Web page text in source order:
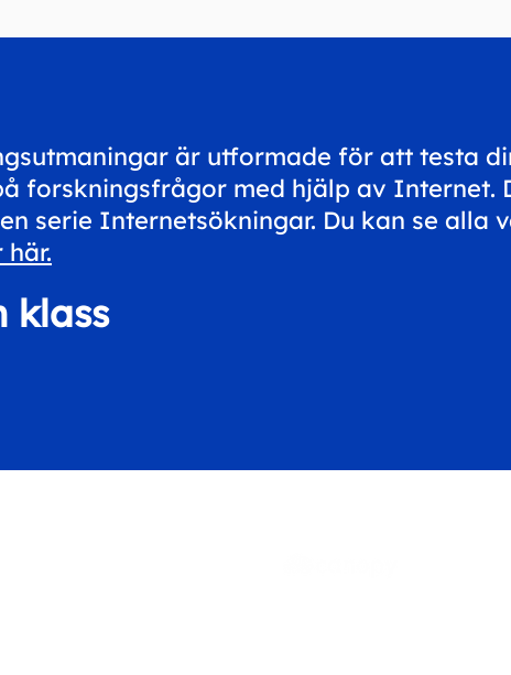
är utformade för att testa
forskningsfrågor med hjälp av Internet.
serie Internetsökningar. Du kan se alla
klass